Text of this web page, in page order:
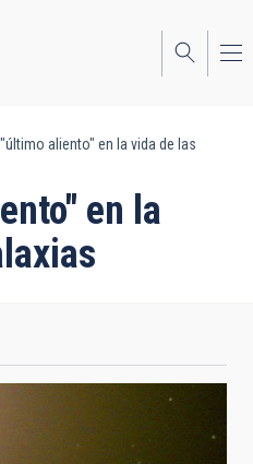
aliento" en la vida de las
en la